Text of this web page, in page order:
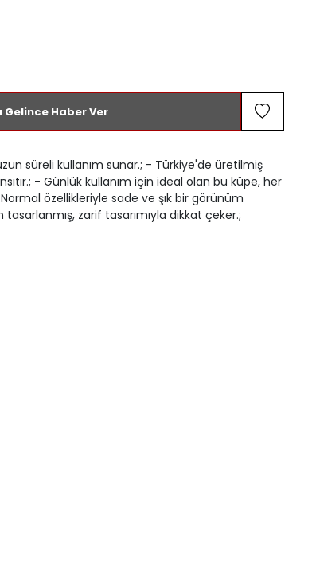
süreli kullanım sunar.; - Türkiye'de üretilmiş
- Günlük kullanım için ideal olan bu küpe, her
özellikleriyle sade ve şık bir görünüm
tasarlanmış, zarif tasarımıyla dikkat çeker.;
Gelince Haber Ver